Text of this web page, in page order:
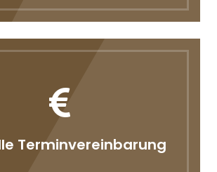
Terminvereinbarung